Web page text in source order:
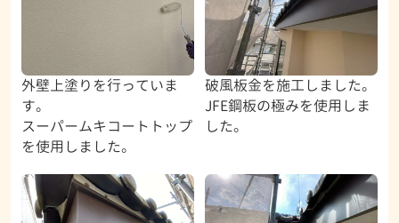
外壁上塗りを行っていま
す。
スーパームキコートトップ
を使用しました。
破風板金を施工しました。
JFE鋼板の極みを使用しま
した。